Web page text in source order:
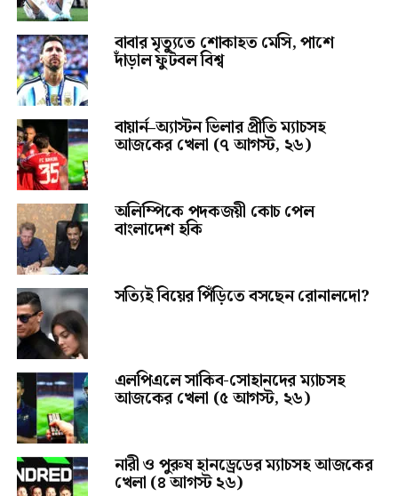
বাবার মৃত্যুতে শোকাহত মেসি, পাশে
দাঁড়াল ফুটবল বিশ্ব
বায়ার্ন–অ্যাস্টন ভিলার প্রীতি ম্যাচসহ
আজকের খেলা (৭ আগস্ট, ২৬)
অলিম্পিকে পদকজয়ী কোচ পেল
বাংলাদেশ হকি
সত্যিই বিয়ের পিঁড়িতে বসছেন রোনালদো?
এলপিএলে সাকিব-সোহানদের ম্যাচসহ
আজকের খেলা (৫ আগস্ট, ২৬)
নারী ও পুরুষ হানড্রেডের ম্যাচসহ আজকের
খেলা (৪ আগস্ট ২৬)